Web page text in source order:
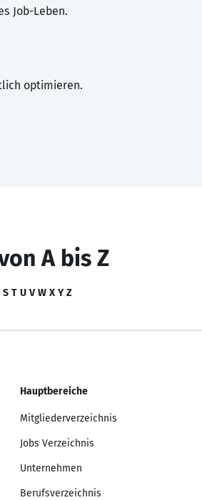
Job-Leben.
optimieren.
A bis Z
S T U V W X Y Z
Hauptbereiche
Mitgliederverzeichnis
Jobs Verzeichnis
Unternehmen
Berufsverzeichnis